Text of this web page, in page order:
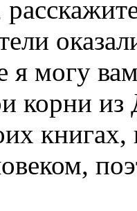
могу
корни из